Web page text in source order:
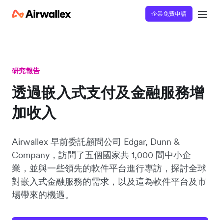
企業免費申請
研究報告
透過嵌入式支付及金融服務增
加收入
Airwallex 早前委託顧問公司 Edgar, Dunn &
Company，訪問了五個國家共 1,000 間中小企
業，並與一些領先的軟件平台進行專訪，探討全球
對嵌入式金融服務的需求，以及這為軟件平台及市
場帶來的機遇。